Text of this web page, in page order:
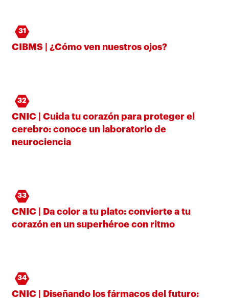
31
CIBMS | ¿Cómo ven nuestros ojos?
32
CNIC | Cuida tu corazón para proteger el
cerebro: conoce un laboratorio de
neurociencia
33
CNIC | Da color a tu plato: convierte a tu
corazón en un superhéroe con ritmo
34
CNIC | Diseñando los fármacos del futuro: